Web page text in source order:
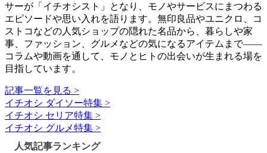
サーが「イチオシスト」となり、モノやサービスにまつわる
エピソードや思い入れを語ります。無印良品やユニクロ、コ
ストコなどの人気ショップの隠れた名品から、暮らしや家
事、ファッション、グルメなどの気になるアイテムまで――
コラムや動画を通して、モノとヒトの出会いが生まれる場を
目指しています。
記事一覧を見る >
イチオシ ダイソー特集 >
イチオシ セリア特集 >
イチオシ グルメ特集 >
人気記事ランキング